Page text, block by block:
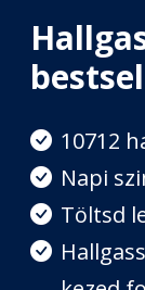
10712
Napi
Töltsd